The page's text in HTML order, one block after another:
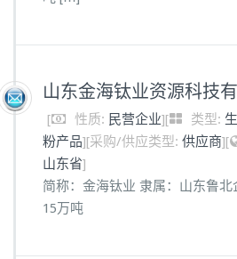
山东金海钛业资源科技
[ 性质: 民营企业][ 类型:
粉产品][采购/供应类型: 供应商][
山东省]
简称：金海钛业 隶属：山东鲁北
15万吨